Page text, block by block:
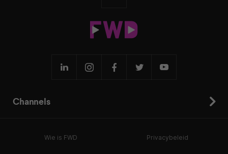
Channels
Wie is FWD Privacybeleid